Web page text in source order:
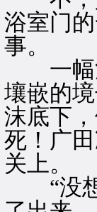
浴室门
事。
一幅活
壤嵌的
沫底下
死！广
关上。
“没想